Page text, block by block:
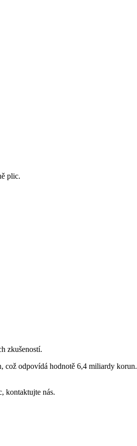
plic.
zkušeností.
což odpovídá hodnotě 6,4 miliardy korun.
kontaktujte nás.